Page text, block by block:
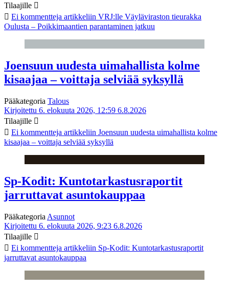
Tilaajille
Ei kommentteja artikkeliin VRJ:lle Väyläviraston tieurakka
Oulusta – Poikkimaantien parantaminen jatkuu
Joensuun uudesta uimahallista kolme
kisaajaa – voittaja selviää syksyllä
Pääkategoria Talous
Kirjoitettu 6. elokuuta 2026, 12:59 6.8.2026
Tilaajille
Ei kommentteja artikkeliin Joensuun uudesta uimahallista kolme
kisaajaa – voittaja selviää syksyllä
Sp-Kodit: Kuntotarkastusraportit
jarruttavat asuntokauppaa
Pääkategoria Asunnot
Kirjoitettu 6. elokuuta 2026, 9:23 6.8.2026
Tilaajille
Ei kommentteja artikkeliin Sp-Kodit: Kuntotarkastusraportit
jarruttavat asuntokauppaa